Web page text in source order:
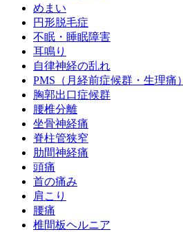
めまい
円形脱毛症
不眠・睡眠障害
耳鳴り
自律神経の乱れ
PMS（月経前症候群・生理痛）
胸郭出口症候群
腰椎分離
坐骨神経痛
脊柱管狭窄
肋間神経痛
頭痛
首の痛み
肩こり
腰痛
椎間板ヘルニア